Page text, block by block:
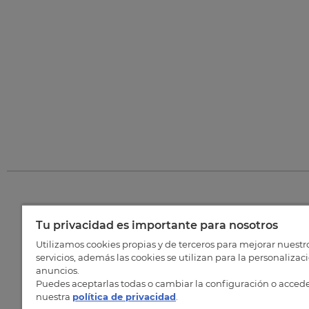
Tu privacidad es importante para nosotros
Utilizamos cookies propias y de terceros para mejorar
servicios, además las cookies se utilizan para la
anuncios.
Puedes aceptarlas todas o cambiar la configuración o
nuestra política de privacidad